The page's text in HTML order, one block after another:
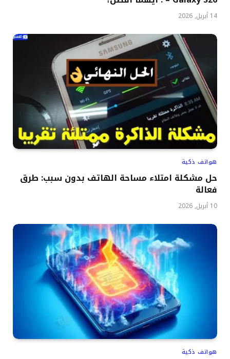
14 أبريل, 2026
هواتف ذكية
حل مشكلة امتلاء مساحة الهاتف بدون سبب: طرق
فعالة
10 أبريل, 2026
هواتف ذكية